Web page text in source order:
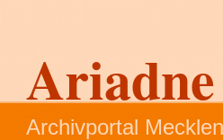
Ariadne
Archivportal